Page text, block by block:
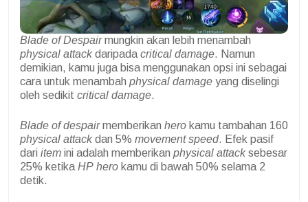
Blade of Despairmungkin akan lebih menambah
physical attackdaripada critical damage. Namun
demikian, kamu juga bisa menggunakan opsi ini sebagai
cara untuk menambah physical damage yang diselingi
oleh sedikit critical damage.
Blade of despairmemberikan hero kamu tambahan 160
physical attackdan 5% movement speed. Efek pasif
dari item ini adalah memberikan physical attacksebesar
25% ketika HP hero kamu di bawah 50% selama 2
detik.